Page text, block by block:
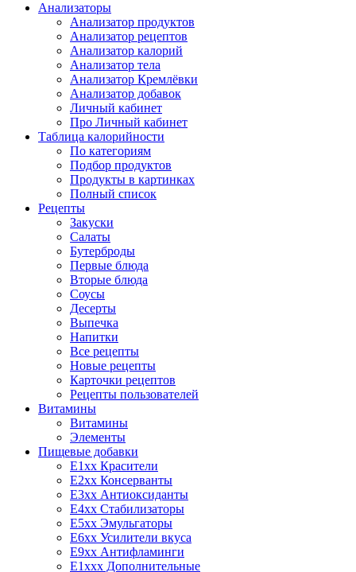
Анализаторы
Анализатор продуктов
Анализатор рецептов
Анализатор калорий
Анализатор тела
Анализатор Кремлёвки
Анализатор добавок
Личный кабинет
Про Личный кабинет
Таблица калорийности
По категориям
Подбор продуктов
Продукты в картинках
Полный список
Рецепты
Закуски
Салаты
Бутерброды
Первые блюда
Вторые блюда
Соусы
Десерты
Выпечка
Напитки
Все рецепты
Новые рецепты
Карточки рецептов
Рецепты пользователей
Витамины
Витамины
Элементы
Пищевые добавки
E1xx Красители
E2xx Консерванты
E3xx Антиоксиданты
E4xx Стабилизаторы
E5xx Эмульгаторы
E6xx Усилители вкуса
E9xx Антифламинги
E1xxx Дополнительные